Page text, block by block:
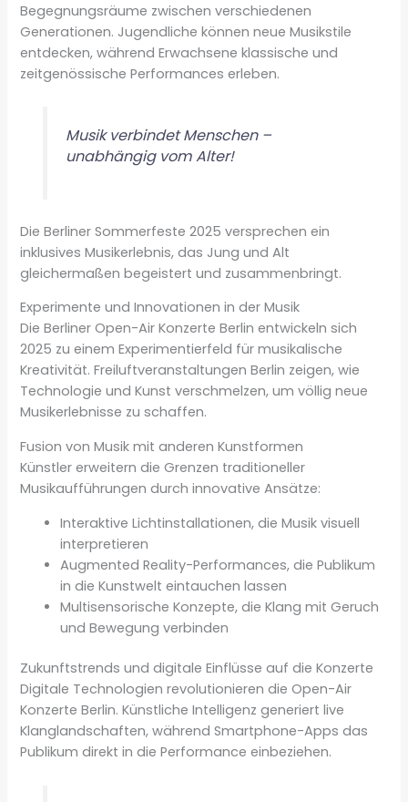
Begegnungsräume zwischen verschiedenen
Generationen. Jugendliche können neue Musikstile
entdecken, während Erwachsene klassische und
zeitgenössische Performances erleben.
Musik verbindet Menschen –
unabhängig vom Alter!
Die Berliner Sommerfeste 2025 versprechen ein
inklusives Musikerlebnis, das Jung und Alt
gleichermaßen begeistert und zusammenbringt.
Experimente und Innovationen in der Musik
Die Berliner Open-Air Konzerte Berlin entwickeln sich
2025 zu einem Experimentierfeld für musikalische
Kreativität. Freiluftveranstaltungen Berlin zeigen, wie
Technologie und Kunst verschmelzen, um völlig neue
Musikerlebnisse zu schaffen.
Fusion von Musik mit anderen Kunstformen
Künstler erweitern die Grenzen traditioneller
Musikaufführungen durch innovative Ansätze:
Interaktive Lichtinstallationen, die Musik visuell
interpretieren
Augmented Reality-Performances, die Publikum
in die Kunstwelt eintauchen lassen
Multisensorische Konzepte, die Klang mit Geruch
und Bewegung verbinden
Zukunftstrends und digitale Einflüsse auf die Konzerte
Digitale Technologien revolutionieren die Open-Air
Konzerte Berlin. Künstliche Intelligenz generiert live
Klanglandschaften, während Smartphone-Apps das
Publikum direkt in die Performance einbeziehen.